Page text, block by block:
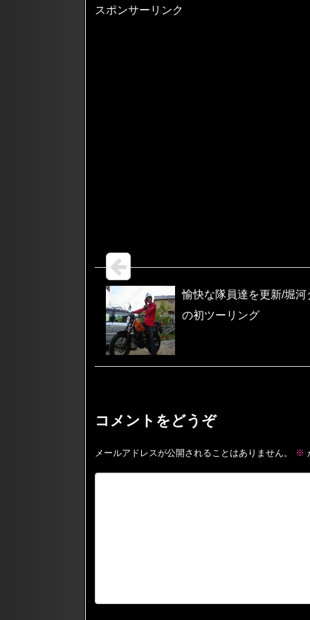
スポンサーリンク
愉快な隊員達を更新/堀河
の初ツーリング
コメントをどうぞ
メールアドレスが公開されることはありません。 ※